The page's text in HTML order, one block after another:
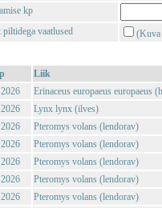
kp
vaatlused
(Kuva
Liik
Erinaceus europaeus europaeus
Lynx lynx (ilves)
Pteromys volans (lendorav)
Pteromys volans (lendorav)
Pteromys volans (lendorav)
Pteromys volans (lendorav)
Pteromys volans (lendorav)